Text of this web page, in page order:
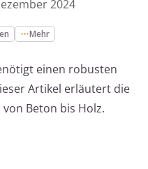
2024
Mehr
einen robusten
Artikel erläutert die
Beton bis Holz.